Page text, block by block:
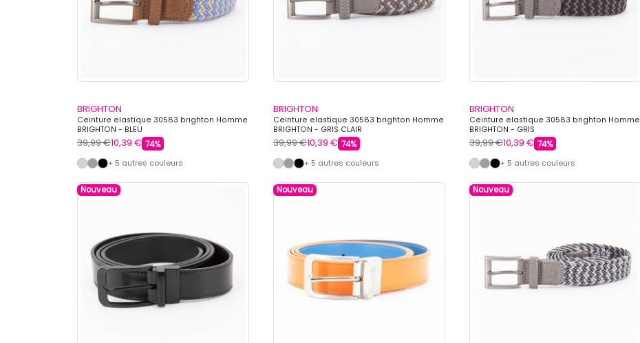
BRIGHTON
Ceinture elastique 30583 brighton Homme
BRIGHTON - BLEU
39,99 €10,39 € 74%
+ 5 autres couleurs
BRIGHTON
Ceinture elastique 30583 brighton Homme
BRIGHTON - GRIS CLAIR
39,99 €10,39 € 74%
+ 5 autres couleurs
BRIGHTON
Ceinture elastique 30583 brighton Homme
BRIGHTON - GRIS
39,99 €10,39 € 74%
+ 5 autres couleurs
Nouveau Nouveau Nouveau